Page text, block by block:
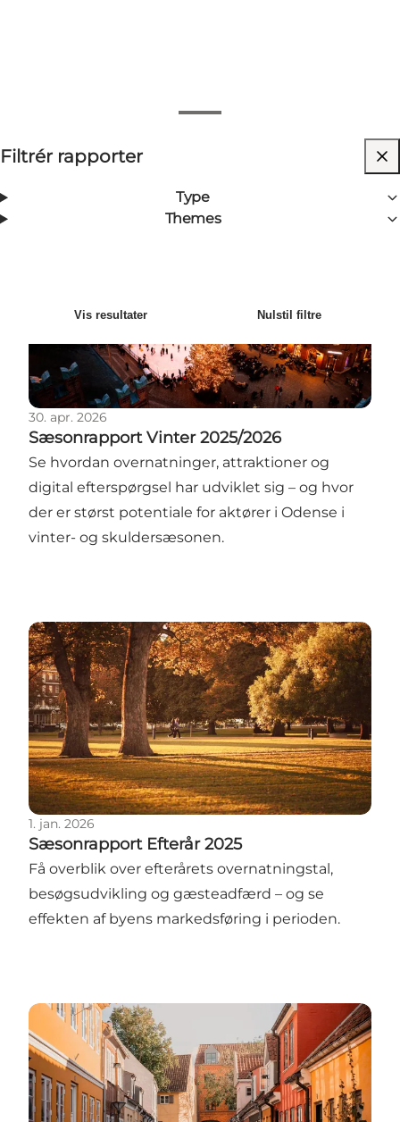
Vis filtre
Filtrér rapporter
Type
Themes
Vis resultater Nulstil filtre
Sæsonrapport Vinter 2025/2026
30. apr. 2026
Sæsonrapport Vinter 2025/2026
Se hvordan overnatninger, attraktioner og
digital efterspørgsel har udviklet sig – og hvor
der er størst potentiale for aktører i Odense i
vinter- og skuldersæsonen.
Sæsonrapport Efterår 2025
1. jan. 2026
Sæsonrapport Efterår 2025
Få overblik over efterårets overnatningstal,
besøgsudvikling og gæsteadfærd – og se
effekten af byens markedsføring i perioden.
Sæsonrapport Sommer 2025